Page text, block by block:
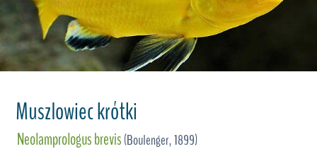
Muszlowiec krótki
Neolamprologus brevis(Boulenger, 1899)